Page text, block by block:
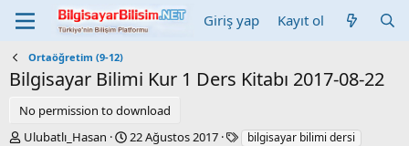
Giriş yap Kayıt ol
Ortaöğretim (9-12)
Bilgisayar Bilimi Kur 1 Ders Kitabı 2017-08-22
No permission to download
YUlubatlı_Hasan
C
22 Ağustos 2017
E bilgisayar bilimi dersi